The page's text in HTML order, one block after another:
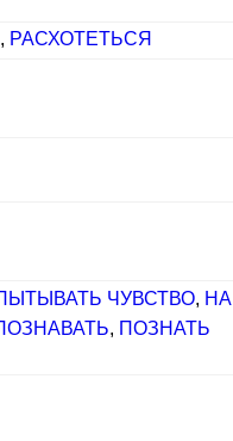
, РАСХОТЕТЬСЯ
ЧУВСТВО, НА
, ПОЗНАТЬ